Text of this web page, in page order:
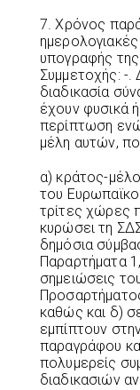
7. Χρόνος
υπογραφής
Συμμετοχής: -.
διαδικασία
έχουν φυσικά
περίπτωση
μέλη αυτών,
α) κράτος-
του
τρίτες χώρες
κυρώσει τη
δημόσια
Παραρτήματα 1,
σημειώσεις
καθώς και δ)
εμπίπτουν
παραγράφου
πολυμερείς
διαδικασιών